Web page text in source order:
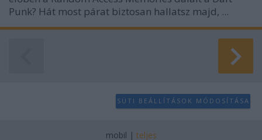
Punk? Hát most párat biztosan hallatsz majd, ...
SÜTI BEÁLLÍTÁSOK MÓDOSÍTÁSA
mobil | teljes